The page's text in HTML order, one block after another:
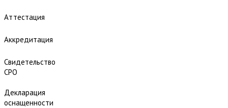
Аттестация
Аккредитация
Свидетельство
СРО
Декларация
оснащенности